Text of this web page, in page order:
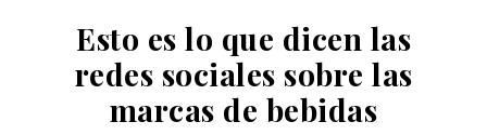
Esto es lo que dicen las
redes sociales sobre las
marcas de bebidas